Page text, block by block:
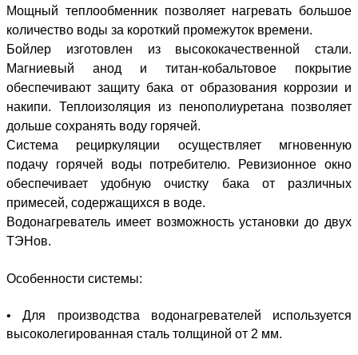
Мощный теплообменник позволяет нагревать большое
количество воды за короткий промежуток времени.
Бойлер изготовлен из высококачественной стали.
Магниевый анод и титан-кобальтовое покрытие
обеспечивают защиту бака от образования коррозии и
накипи. Теплоизоляция из пенополиуретана позволяет
дольше сохранять воду горячей.
Система рециркуляции осуществляет мгновенную
подачу горячей воды потребителю. Ревизионное окно
обеспечивает удобную очистку бака от различных
примесей, содержащихся в воде.
Водонагреватель имеет возможность установки до двух
ТЭНов.
Особенности системы:
•Для производства водонагревателей используется
высоколегированная сталь толщиной от 2 мм.